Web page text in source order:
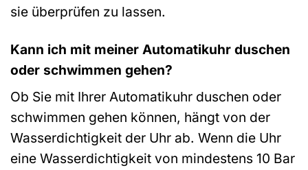
sie überprüfen zu lassen.
Kann ich mit meiner Automatikuhr duschen
oder schwimmen gehen?
Ob Sie mit Ihrer Automatikuhr duschen oder
schwimmen gehen können, hängt von der
Wasserdichtigkeit der Uhr ab. Wenn die Uhr
eine Wasserdichtigkeit von mindestens 10 Bar